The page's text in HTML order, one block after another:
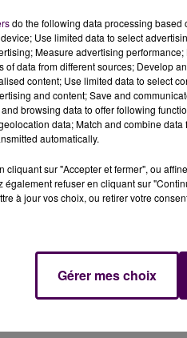
dernier bulletin, l'Agence
et-Loir dépassait les 449
do the following data processing based
Use limited data to select
Measure advertising
of data from different sources; Develop
content; Use limited data to select
and content; Save and
browsing data to offer following
data; Match and combine
automatically.
cliquant sur "Accepter et fermer", ou
également refuser en cliquant sur
à jour vos choix, ou retirer votre
Gérer mes choix